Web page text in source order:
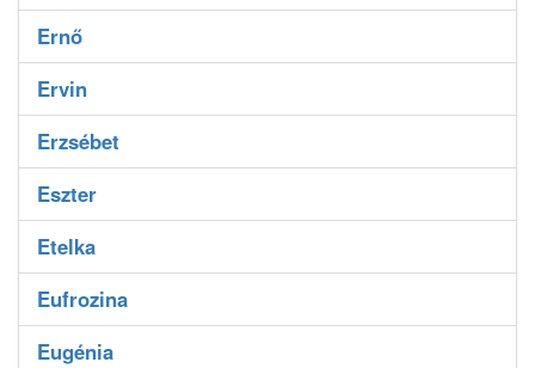
Ernő
Ervin
Erzsébet
Eszter
Etelka
Eufrozina
Eugénia